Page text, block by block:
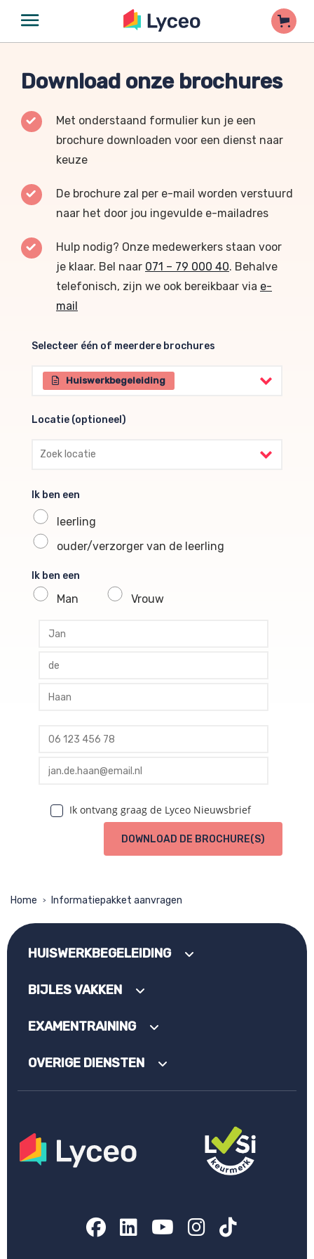
Download onze brochures
Met onderstaand formulier kun je een
brochure downloaden voor een dienst naar
keuze
De brochure zal per e-mail worden verstuurd
naar het door jou ingevulde e-mailadres
Hulp nodig? Onze medewerkers staan voor
je klaar. Bel naar 071 – 79 000 40. Behalve
telefonisch, zijn we ook bereikbaar via e-
mail
Selecteer één of meerdere brochures
Selecteer één of meerdere brochures
Huiswerkbegeleiding
Locatie (optioneel)
Locatie (optioneel)
Ik ben een
leerling
ouder/verzorger van de leerling
Ik ben een
Man Vrouw
profile voornaam
profile tussenvoegsel
profile achternaam
profile telefoon
profile email
Ik ontvang graag de Lyceo Nieuwsbrief
DOWNLOAD DE BROCHURE(S)
Home > Informatiepakket aanvragen
HUISWERKBEGELEIDING
BIJLES VAKKEN
EXAMENTRAINING
OVERIGE DIENSTEN
Facebook
LinkedIn
YouTube
Instagram
TikTok